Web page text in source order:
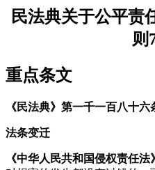
民法典关于公平责
则
重点条文
《民法典》 第一千一百八十六
法条变迁
《中华人民共和国侵权责任法》